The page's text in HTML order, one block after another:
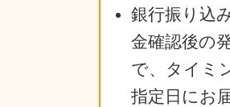
銀行振り込
金確認後の
で、タイミ
指定日にお